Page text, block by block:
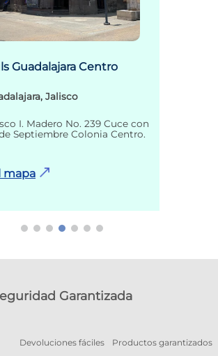
Guadalajara Centro
Jalisco
I. Madero No. 239 Cuce con
de Septiembre Colonia Centro.
mapa
Garantizada
Devoluciones fáciles Productos garantizados